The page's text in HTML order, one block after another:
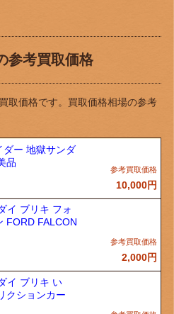
参考買取価格
取価格です。買取価格相場の参考
ダー 地獄サンダ
品
10,000円
イ ブリキ フォ
FORD FALCON
2,000円
イ ブリキ い
クションカー